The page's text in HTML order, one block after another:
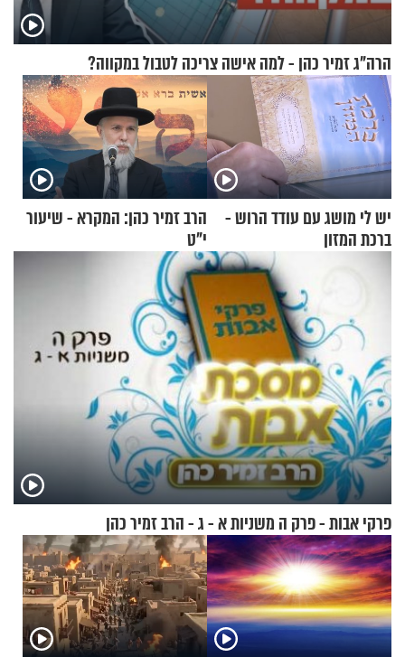
הרה"ג זמיר כהן - למה אישה צריכה לטבול במקווה?
יש לי מושג עם עודד הרוש -
ברכת המזון
הרב זמיר כהן: המקרא - שיעור
י"ט
פרקי אבות - פרק ה משניות א - ג - הרב זמיר כהן